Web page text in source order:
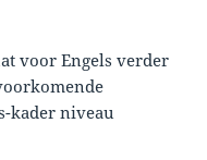
voor Engels verder
kader niveau